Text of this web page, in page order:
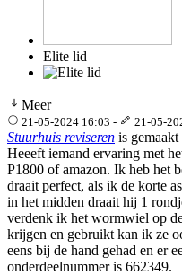
Elite lid
Meer
21-05-2024 16:03 - 21-05-
Stuurhuis reviseren is
Heeeft iemand ervaring met
P1800 of amazon. Ik heb het
draait perfect, als ik de korte
in het midden draait hij 1
verdenk ik het wormwiel op
krijgen en gebruikt kan ik ze
eens bij de hand gehad en er
onderdeelnummer is 662349.